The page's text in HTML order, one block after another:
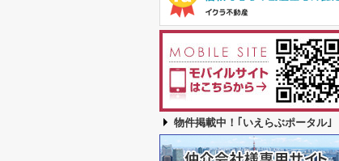
物件掲載中！｢いえらぶポータル｣